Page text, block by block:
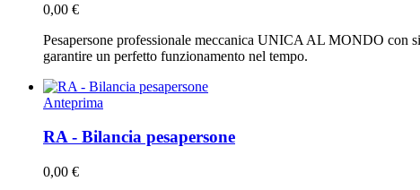
0,00 €
Pesapersone professionale meccanica UNICA AL MONDO con
garantire un perfetto funzionamento nel tempo.
Anteprima
RA - Bilancia pesapersone
0,00 €